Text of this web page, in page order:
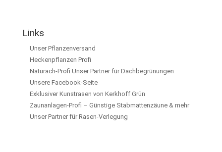
Links
Unser Pflanzenversand
Heckenpflanzen Profi
Naturach-Profi Unser Partner für Dachbegrünungen
Unsere Facebook-Seite
Exklusiver Kunstrasen von Kerkhoff Grün
Zaunanlagen-Profi – Günstige Stabmattenzäune & mehr
Unser Partner für Rasen-Verlegung